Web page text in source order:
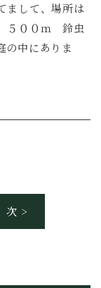
まして、場所は
５００ｍ 鈴虫
の中にありま
次 >